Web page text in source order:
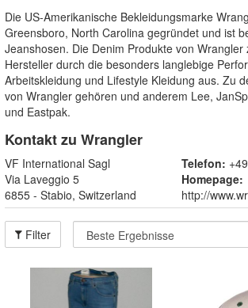
Die US-Amerikanische Bekleidungsmarke
Greensboro, North Carolina gegründet und ist
Jeanshosen. Die Denim Produkte von Wrangler
Hersteller durch die besonders langlebige
Arbeitskleidung und Lifestyle Kleidung aus. Zu
von Wrangler gehören und anderem Lee,
und Eastpak.
Kontakt zu Wrangler
VF International Sagl
Via Laveggio 5
6855 - Stabio, Switzerland
Telefon:
Homepage:
http://
Filter